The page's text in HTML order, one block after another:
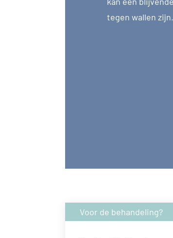
tegen wallen zijn.
Voor de behandeling?